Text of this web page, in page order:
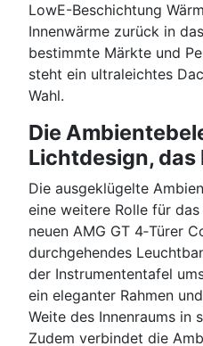
LowE-Beschichtung
Innenwärme zurück in
bestimmte Märkte und
steht ein ultraleichtes
Wahl.
Die
Lichtdesign,
Die ausgeklügelte
eine weitere Rolle für
neuen AMG GT 4‑Türer
durchgehendes
der Instrumententafel
ein eleganter Rahmen
Weite des Innenraums in
Zudem verbindet die